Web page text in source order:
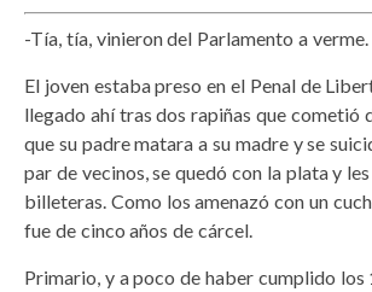
-Tía, tía, vinieron del Parlamento a verme.
El joven estaba preso en el Penal de
llegado ahí tras dos rapiñas que cometió
que su padre matara a su madre y se
par de vecinos, se quedó con la plata y
billeteras. Como los amenazó con un
fue de cinco años de cárcel.
Primario, y a poco de haber cumplido los